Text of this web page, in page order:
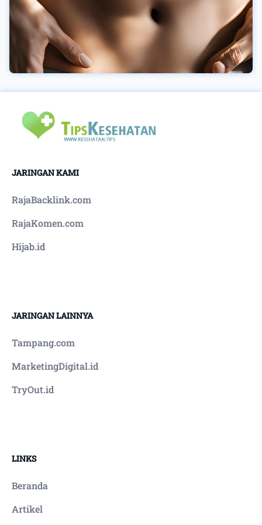
JARINGAN KAMI
RajaBacklink.com
RajaKomen.com
Hijab.id
JARINGAN LAINNYA
Tampang.com
MarketingDigital.id
TryOut.id
LINKS
Beranda
Artikel